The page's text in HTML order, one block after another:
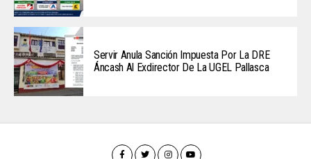
Servir Anula Sanción Impuesta Por La DRE
Áncash Al Exdirector De La UGEL Pallasca